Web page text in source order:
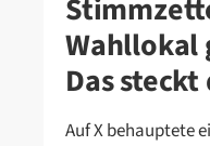
Wahllokal
Das
Auf X behauptete